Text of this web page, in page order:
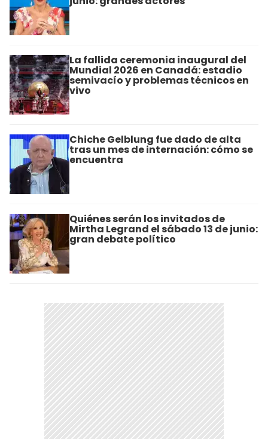
La fallida ceremonia inaugural del
Mundial 2026 en Canadá: estadio
semivacío y problemas técnicos en
vivo
Chiche Gelblung fue dado de alta
tras un mes de internación: cómo se
encuentra
Quiénes serán los invitados de
Mirtha Legrand el sábado 13 de junio:
gran debate político